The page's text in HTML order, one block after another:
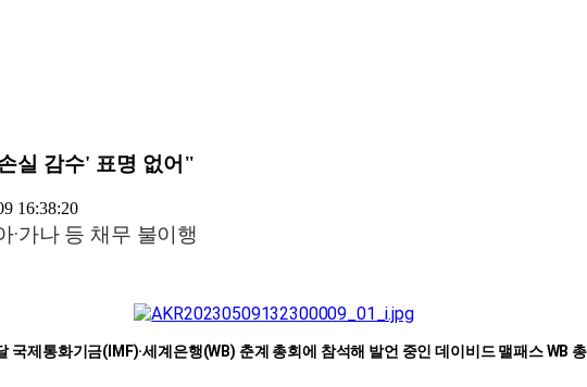
실 감수' 표명 없어"
16:38:20
·가나 등 채무 불이행
국제통화기금(IMF)·세계은행(WB) 춘계 총회에 참석해 발언 중인 데이비드 맬패스 WB